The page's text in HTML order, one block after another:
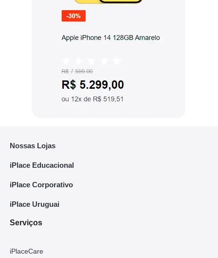
Nossas Lojas
iPlace Educacional
iPlace Corporativo
iPlace Uruguai
Serviços
iPlaceCare